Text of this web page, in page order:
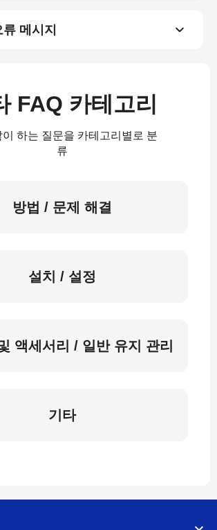
메시지
FAQ 카테고리
이 하는 질문을 카테고리별로 분
류
방법 / 문제 해결
설치 / 설정
액세서리 / 일반 유지 관리
기타